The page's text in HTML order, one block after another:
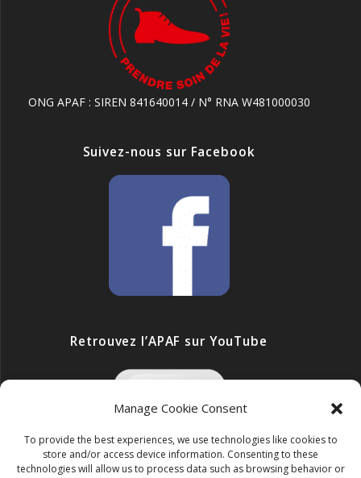
Manage Cookie Consent
To provide the best experiences, we use technologies like cookies to
store and/or access device information. Consenting to these
technologies will allow us to process data such as browsing behavior or
ONG APAF : SIREN 841640014 / N° RNA W481000030
Suivez-nous sur Facebook
Retrouvez l’APAF sur YouTube